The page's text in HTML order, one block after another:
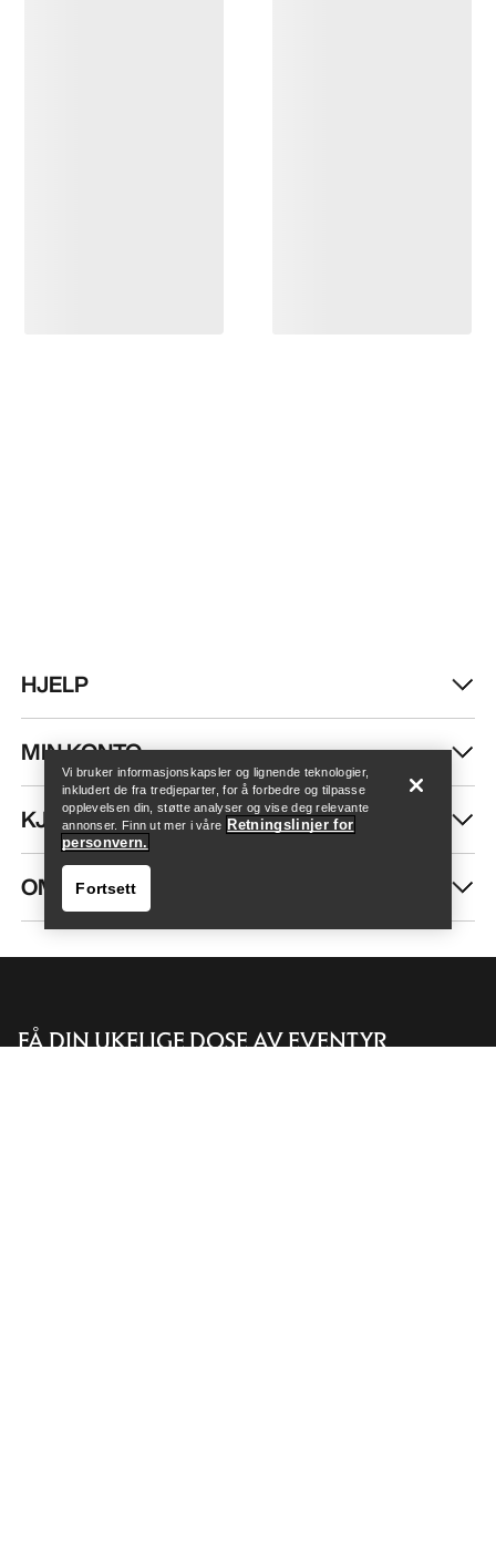
Finn butikk Help
Finn butikk
HJELP
MIN KONTO
KJØP MER
OM OSS
FÅ DIN UKELIGE DOSE AV EVENTYR
Vi bruker informasjonskapsler og lignende teknologier,
inkludert de fra tredjeparter, for å forbedre og tilpasse
opplevelsen din, støtte analyser og vise deg relevante
annonser. Finn ut mer i våre Retningslinjer for
personvern.
Fortsett